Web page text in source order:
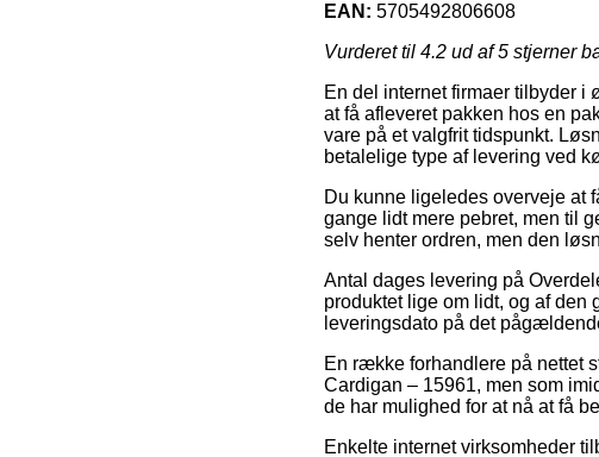
EAN: 5705492806608
Vurderet til 4.2 ud af 5 stjerner
En del internet firmaer tilbyder i
at få afleveret pakken hos en
vare på et valgfrit tidspunkt.
betalelige type af levering ved
Du kunne ligeledes overveje at
gange lidt mere pebret, men til
selv henter ordren, men den
Antal dages levering på
produktet lige om lidt, og af den
leveringsdato på det
En række forhandlere på nettet
Cardigan – 15961, men som
de har mulighed for at nå at få
Enkelte internet virksomheder